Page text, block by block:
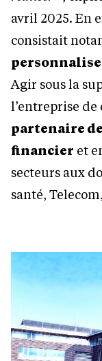
avril 2025. En
consistait
Agir sous la
l’entreprise
partenaire
financier et
secteurs aux
santé,